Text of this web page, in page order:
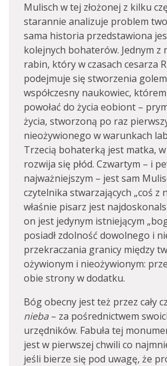
Mulisch w tej złożonej z kilku
starannie analizuje problem
sama historia przedstawiona
kolejnych bohaterów. Jednym z
rabin, który w czasach cesarza
podejmuje się stworzenia
współczesny naukowiec,
powołać do życia eobiont –
życia, stworzoną po raz
nieożywionego w warunkach
Trzecią bohaterką jest matka,
rozwija się płód. Czwartym – i
najważniejszym – jest sam
czytelnika stwarzających „coś z
właśnie pisarz jest
on jest jedynym istniejącym
posiadł zdolność dowolnego i
przekraczania granicy między
ożywionym i nieożywionym:
obie strony w dodatku.
Bóg obecny jest też przez cały
nieba – za pośrednictwem
urzędników. Fabuła tej
jest w pierwszej chwili co
jeśli bierze się pod uwagę, że